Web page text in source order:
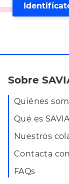
Sobre
Quiénes
Qué es
Nuestros
Contacta
FAQs